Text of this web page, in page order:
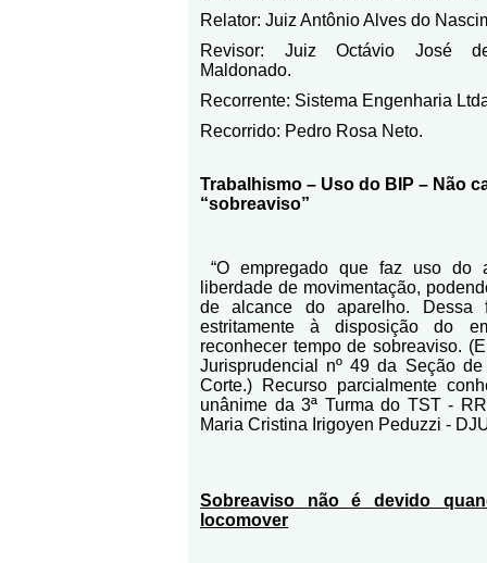
Relator: Juiz Antônio Alves do
Revisor: Juiz Octávio José
Maldonado.
Recorrente: Sistema Engenharia
Recorrido: Pedro Rosa Neto.
Trabalhismo – Uso do BIP – Não
“sobreaviso”
“O empregado que faz uso do
liberdade de movimentação,
de alcance do aparelho. Dessa
estritamente à disposição do
reconhecer tempo de sobreaviso.
Jurisprudencial nº 49 da Seção
Corte.) Recurso parcialmente
unânime da 3ª Turma do TST -
Maria Cristina Irigoyen Peduzzi -
Sobreaviso não é devido
locomover